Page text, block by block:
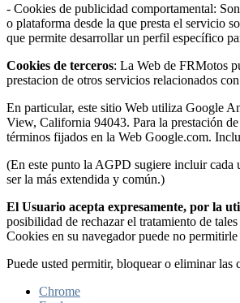
- Cookies de publicidad comportamental:
o plataforma desde la que presta el servicio
que permite desarrollar un perfil específico
Cookies de terceros: La Web de FRMotos
prestacion de otros servicios relacionados
En particular, este sitio Web utiliza Google
View, California 94043. Para la prestación
términos fijados en la Web Google.com.
(En este punto la AGPD sugiere incluir cada
ser la más extendida y común.)
El Usuario acepta expresamente, por la
posibilidad de rechazar el tratamiento de
Cookies en su navegador puede no
Puede usted permitir, bloquear o eliminar las
Chrome